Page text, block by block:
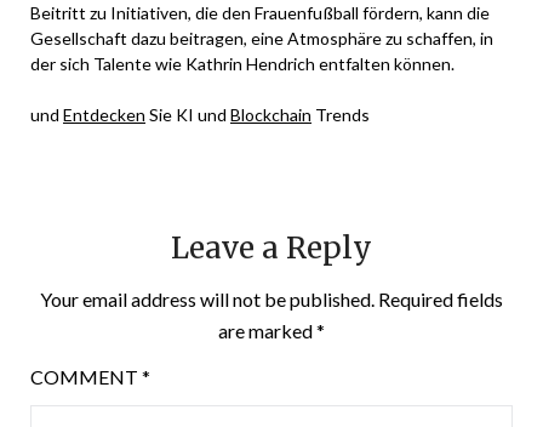
Beitritt zu Initiativen, die den Frauenfußball fördern, kann die
Gesellschaft dazu beitragen, eine Atmosphäre zu schaffen, in
der sich Talente wie Kathrin Hendrich entfalten können.
und Entdecken Sie KI und Blockchain Trends
Leave a Reply
Your email address will not be published. Required fields
are marked*
COMMENT *